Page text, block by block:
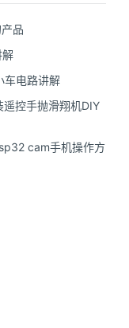
品
解
车电路讲解
控手抛滑翔机DIY
cam手机操作方